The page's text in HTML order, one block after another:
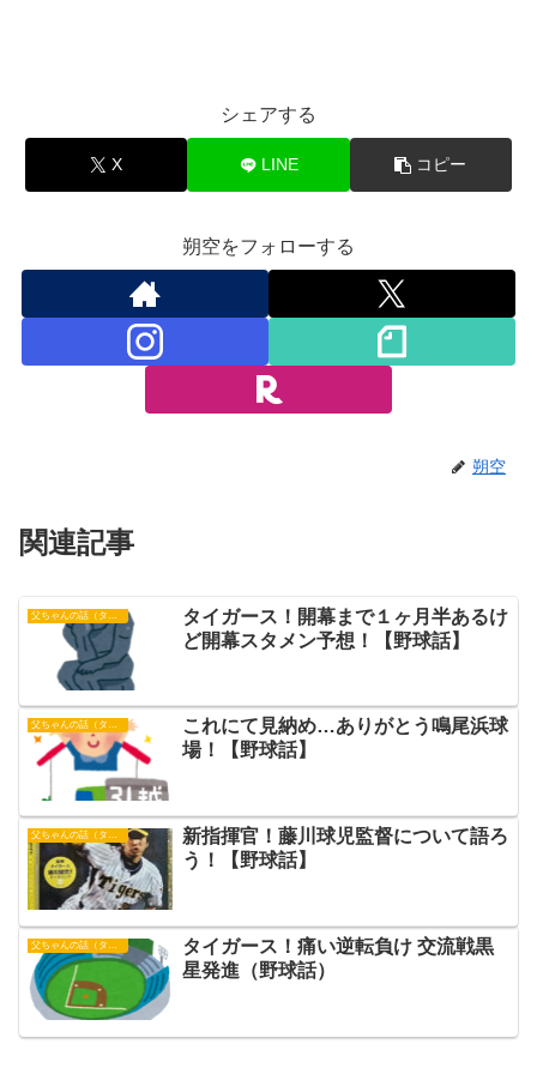
シェアする
X LINE コピー
朔空をフォローする
朔空
関連記事
タイガース！開幕まで１ヶ月半あるけ
ど開幕スタメン予想！【野球話】
父ちゃんの話（タイガース）
これにて見納め…ありがとう鳴尾浜球
場！【野球話】
父ちゃんの話（タイガース）
新指揮官！藤川球児監督について語ろ
う！【野球話】
タイガース！痛い逆転負け 交流戦黒
星発進（野球話）